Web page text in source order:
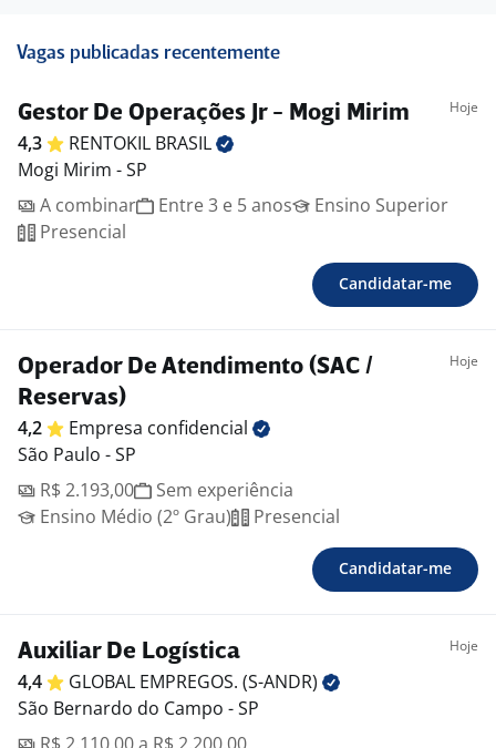
Vagas publicadas recentemente
Gestor De Operações Jr - Mogi Mirim Hoje
4,3 RENTOKIL BRASIL
Mogi Mirim - SP
A combinar
Entre 3 e 5 anos
Ensino Superior
Presencial
Candidatar-me
Operador De Atendimento (SAC /
Reservas)
Hoje
4,2 Empresa confidencial
São Paulo - SP
R$ 2.193,00
Sem experiência
Ensino Médio (2º Grau)
Presencial
Candidatar-me
Auxiliar De Logística Hoje
4,4 GLOBAL EMPREGOS. (S-ANDR)
São Bernardo do Campo - SP